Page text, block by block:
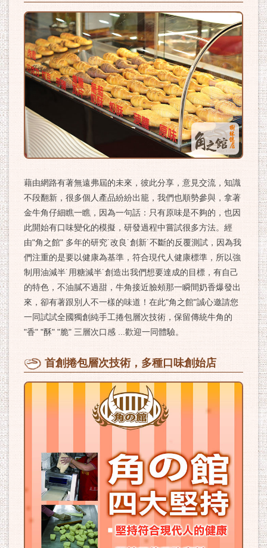
藉由網路有著無遠弗屆的未來，彼此分享，意見交流，知識
不段翻新，很多個人產品紛紛出籠，我們也順勢參與，拿著
金牛角仔細瞧一瞧，因為一句話：只有原味是不夠的，也因
此開始有口味變化的模擬，研發過程中嘗試很多方法。經
由"角之館" 多年的研究˙改良˙創新˙不斷的反覆測試，因為我
們注重的是要以健康為基準，符合現代人健康標準，所以強
制用油減半˙用糖減半˙創造出我們想要達成的目標，有自己
的特色，不油膩不過甜，牛角接近臉頰那一瞬間奶香爆發出
來，卻有著跟別人不一樣的味道！在此"角之館"誠心邀請您
一同試試全國獨創純手工捲包層次技術，保留傳統牛角的
"香" "酥" "脆" 三層次口感 ...歡迎一同體驗。
首創捲包層次技術，多種口味創始店